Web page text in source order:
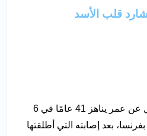
قلب الأسد
توفي الملك ريتشارد الأول عن عمر يناهز 41 عامًا في 6
بفرنسا، بعد إصابته التي أطلقتها